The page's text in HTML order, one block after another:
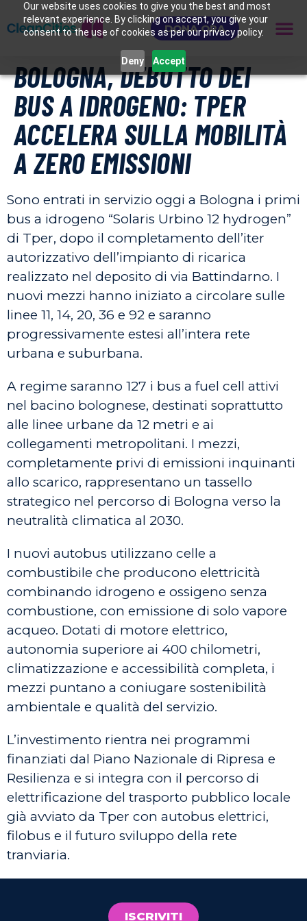
Our website uses cookies to give you the best and most
relevant experience. By clicking on accept, you give your
consent to the use of cookies as per our privacy policy.
Deny Accept
DONA ORA
BOLOGNA, DEBUTTO DEI
BUS A IDROGENO: TPER
ACCELERA SULLA MOBILITÀ
A ZERO EMISSIONI
Sono entrati in servizio oggi a Bologna i primi
bus a idrogeno “Solaris Urbino 12 hydrogen”
di Tper, dopo il completamento dell’iter
autorizzativo dell’impianto di ricarica
realizzato nel deposito di via Battindarno. I
nuovi mezzi hanno iniziato a circolare sulle
linee 11, 14, 20, 36 e 92 e saranno
progressivamente estesi all’intera rete
urbana e suburbana.
A regime saranno 127 i bus a fuel cell attivi
nel bacino bolognese, destinati soprattutto
alle linee urbane da 12 metri e ai
collegamenti metropolitani. I mezzi,
completamente privi di emissioni inquinanti
allo scarico, rappresentano un tassello
strategico nel percorso di Bologna verso la
neutralità climatica al 2030.
I nuovi autobus utilizzano celle a
combustibile che producono elettricità
combinando idrogeno e ossigeno senza
combustione, con emissione di solo vapore
acqueo. Dotati di motore elettrico,
autonomia superiore ai 400 chilometri,
climatizzazione e accessibilità completa, i
mezzi puntano a coniugare sostenibilità
ambientale e qualità del servizio.
L’investimento rientra nei programmi
finanziati dal Piano Nazionale di Ripresa e
Resilienza e si integra con il percorso di
elettrificazione del trasporto pubblico locale
già avviato da Tper con autobus elettrici,
filobus e il futuro sviluppo della rete
tranviaria.
ISCRIVITI